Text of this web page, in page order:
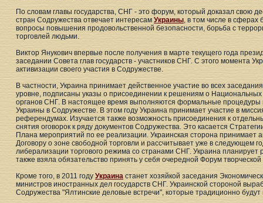
По словам главы государства, СНГ - это форум, который доказал свою
стран Содружества отвечает интересам Украины, в том числе в сферах
вопросы повышения продовольственной безопасности, борьба с
торговлей людьми.
Виктор Янукович впервые после получения в марте текущего года
заседании Совета глав государств - участников СНГ. С этого момента
активизации своего участия в Содружестве.
В частности, Украина принимает действенное участие во всех
уровне, подписаны указы о присоединении к решениям о
органов СНГ. В настоящее время выполняются формальные процедуры
Украины в Содружестве. В этом году Украина принимает участие в
референдумах. Изучается также возможность присоединения к
снятия оговорок к ряду документов Содружества. Это касается
Плана мероприятий по ее реализации. Украинская сторона принимает
Договору о зоне свободной торговли и рассчитывает уже в следующем
либерализации торгового режима со странами СНГ. Украина планирует
также взяла обязательство принять у себя очередной Форум
Кроме того, в 2011 году Украина станет хозяйкой заседания
министров иностранных дел государств СНГ. Украинской стороной
Содружества "Ялтинские деловые встречи", которые традиционно